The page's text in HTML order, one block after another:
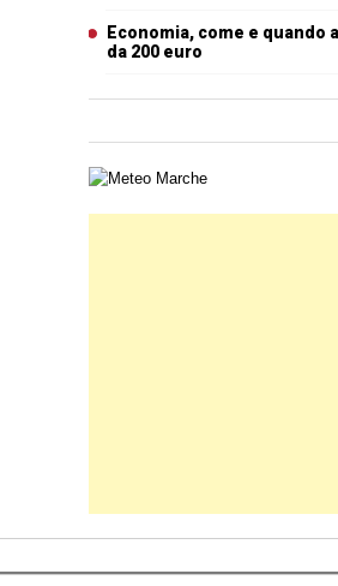
Economia, come e quando
da 200 euro
Carta meteorologica delle Marche